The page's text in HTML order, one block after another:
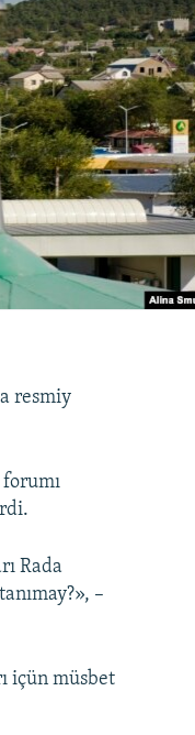
resmiy
Rada
–
içün müsbet